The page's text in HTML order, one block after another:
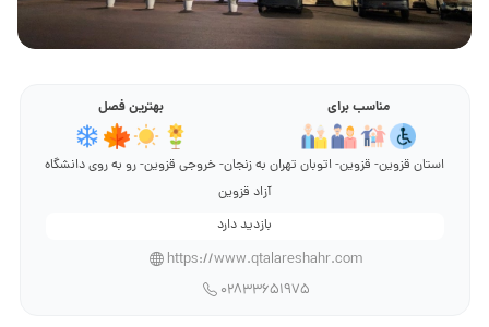
مناسب برای بهترین فصل
استان قزوین- قزوین- اتوبان تهران به زنجان- خروجی قزوین- رو به روی دانشگاه
آزاد قزوین
بازدید دارد
https://www.qtalareshahr.com
02833651975